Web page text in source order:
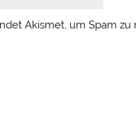
Akismet, um Spam zu